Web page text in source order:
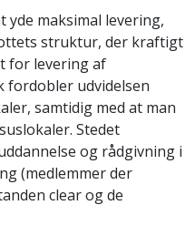
maksimal levering,
struktur, der kraftigt
for levering af
fordobler udvidelsen
samtidig med at man
Stedet
og rådgivning i
(medlemmer der
clear og de